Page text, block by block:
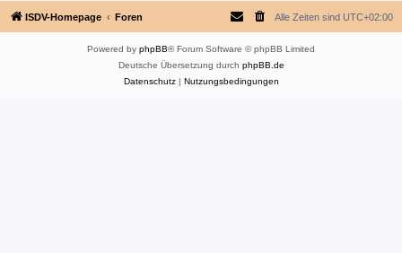
ISDV-Homepage Foren Alle Zeiten sind UTC+02:00
Powered by phpBB® Forum Software © phpBB Limited
Deutsche Übersetzung durch phpBB.de
Datenschutz| Nutzungsbedingungen